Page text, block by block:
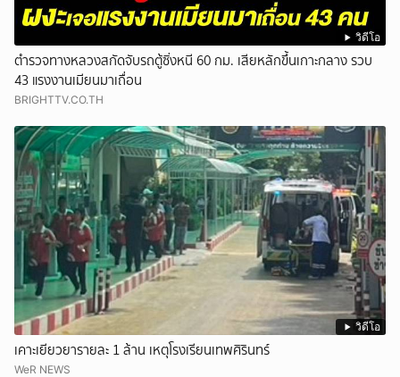
วิดีโอ
ตำรวจทางหลวงสกัดจับรถตู้ซิ่งหนี 60 กม. เสียหลักขึ้นเกาะกลาง รวบ
43 แรงงานเมียนมาเถื่อน
BRIGHTTV.CO.TH
วิดีโอ
เคาะเยียวยารายละ 1 ล้าน เหตุโรงเรียนเทพศิรินทร์
WeR NEWS